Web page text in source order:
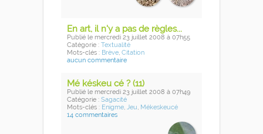
En art, il n'y a pas de règles...
Publié le mercredi 23 juillet 2008 à 07h55
Catégorie : Textualité
Mots-clés : Brève, Citation
aucun commentaire
Mé késkeu cé ? (11)
Publié le mercredi 23 juillet 2008 à 07h49
Catégorie : Sagacité
Mots-clés : Enigme, Jeu, Mékeskeucé
14 commentaires